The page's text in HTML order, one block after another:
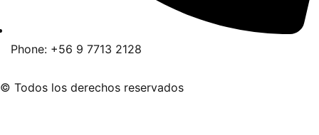
Phone: +56 9 7713 2128
© Todos los derechos reservados